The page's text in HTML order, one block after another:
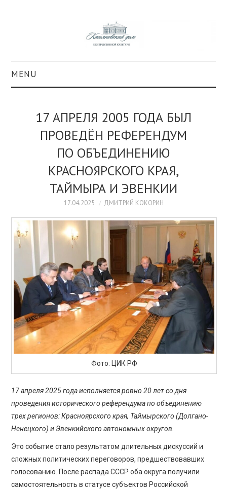
MENU
КОЛЛЕКЦИИ
#КАСДОМ
КУЛЬТУРА
ОБРАЗОВАНИЕ
ПРОСВЕЩЕНИЕ
17 АПРЕЛЯ 2005 ГОДА БЫЛ
ПРОВЕДЁН РЕФЕРЕНДУМ
ПО ОБЪЕДИНЕНИЮ
КРАСНОЯРСКОГО КРАЯ,
ТАЙМЫРА И ЭВЕНКИИ
17.04.2025 ДМИТРИЙ КОКОРИН
Фото: ЦИК РФ
17 апреля 2025 года исполняется ровно 20 лет со дня
проведения исторического референдума по объединению
трех регионов: Красноярского края, Таймырского (Долгано-
Ненецкого) и Эвенкийского автономных округов.
Это событие стало результатом длительных дискуссий и
сложных политических переговоров, предшествовавших
голосованию. После распада СССР оба округа получили
самостоятельность в статусе субъектов Российской